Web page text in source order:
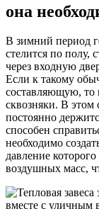
она
В зимний период
стелится по полу,
через входную
Если к такому
составляющую, то
сквозняки. В этом
постоянно
способен
необходимо
давление
воздушных масс,